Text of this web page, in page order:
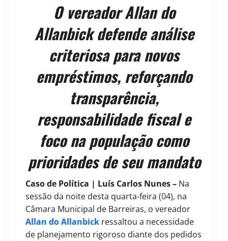
O vereador Allan do
Allanbick defende análise
criteriosa para novos
empréstimos, reforçando
transparência,
responsabilidade fiscal e
foco na população como
prioridades de seu mandato
Caso de Política | Luís Carlos Nunes – Na
sessão da noite desta quarta-feira (04), na
Câmara Municipal de Barreiras, o vereador
Allan do Allanbick ressaltou a necessidade
de planejamento rigoroso diante dos pedidos